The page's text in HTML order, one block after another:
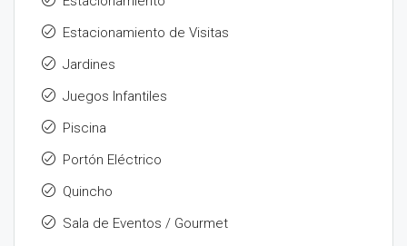
Estacionamiento de Visitas
Jardines
Juegos Infantiles
Piscina
Portón Eléctrico
Quincho
Sala de Eventos / Gourmet